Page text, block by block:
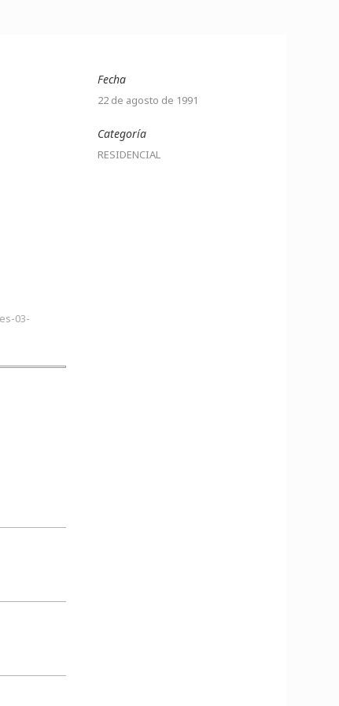
Fecha
22 de agosto de 1991
Categoría
RESIDENCIAL